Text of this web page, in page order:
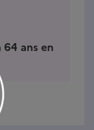
ans en